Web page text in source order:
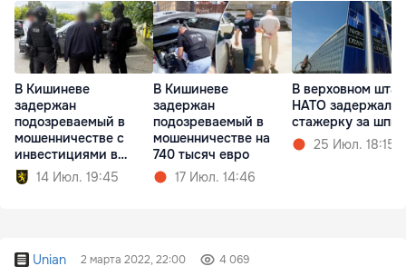
В Кишиневе
задержан
подозреваемый в
мошенничестве с
инвестициями в
недвижимость
14 Июл. 19:45
В Кишиневе
задержан
подозреваемый в
мошенничестве на
740 тысяч евро
17 Июл. 14:46
В верховном
НАТО задержали
стажерку за
25 Июл. 18:15
Unian 2 марта 2022, 22:00 4 069